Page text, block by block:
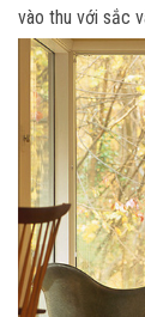
vào thu với sắc